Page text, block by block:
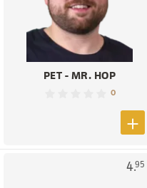
PET - MR. HOP
0
4.95